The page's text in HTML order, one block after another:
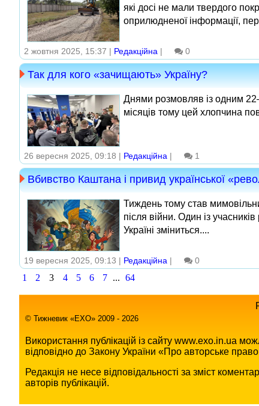
які досі не мали твердого
оприлюдненої інформації,
2 жовтня 2025, 15:37 | Редакційна | 0
Так для кого «зачищають» Україну?
Днями розмовляв із одним
місяців тому цей хлопчина
26 вересня 2025, 09:18 | Редакційна | 1
Вбивство Каштана і привид української
Тиждень тому став
після війни. Один із
Україні зміниться....
19 вересня 2025, 09:13 | Редакційна | 0
1 2 3 4 5 6 7 ... 64
© Тижневик «EХO» 2009 - 2026
Використання публікацій із сайту www.exo.in.ua
відповідно до Закону України «Про авторське право
Редакція не несе відповідальності за зміст
авторів публікацій.